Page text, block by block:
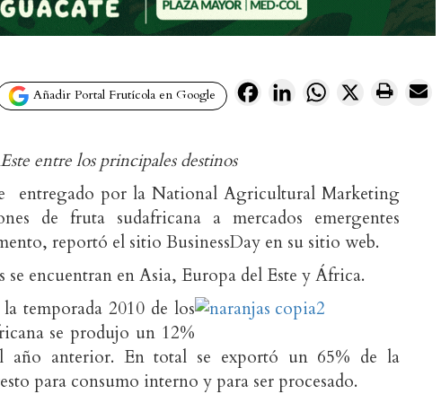
Añadir Portal Frutícola en Google FacebookLinkedInWhatsApp
X
entre los principales destinos
entregado por la National Agricultural Marketing
de fruta sudafricana a mercados emergentes
reportó el sitio BusinessDay en su sitio web.
se encuentran en Asia, Europa del Este y África.
temporada 2010 de los
se produjo un 12%
año anterior. En total se exportó un 65% de la
para consumo interno y para ser procesado.